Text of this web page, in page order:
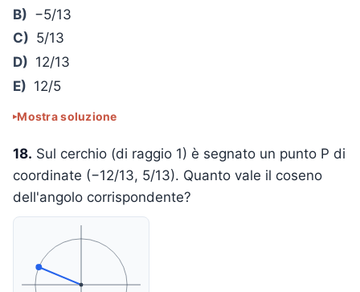
B) −5/13
C) 5/13
D) 12/13
E) 12/5
Mostra soluzione
18. Sul cerchio (di raggio 1) è segnato un punto P di
coordinate (−12/13, 5/13). Quanto vale il coseno
dell'angolo corrispondente?